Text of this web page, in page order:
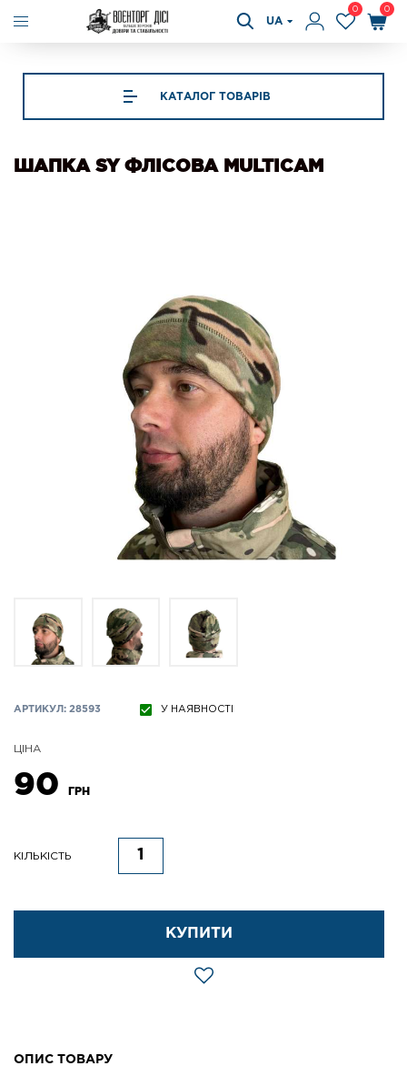
UA
0 0
КАТАЛОГ ТОВАРІВ
ШАПКА SY ФЛІСОВА MULTICAM
АРТИКУЛ: 28593 У НАЯВНОСТІ
ЦІНА
90 ГРН
КІЛЬКІСТЬ
КУПИТИ
ОПИС ТОВАРУ